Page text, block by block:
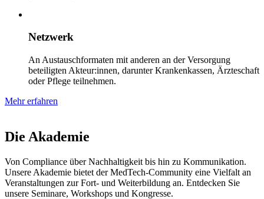
Netzwerk
An Austauschformaten mit anderen an der Versorgung
beteiligten Akteur:innen, darunter Krankenkassen, Ärzteschaft
oder Pflege teilnehmen.
Mehr erfahren
Die Akademie
Von Compliance über Nachhaltigkeit bis hin zu Kommunikation.
Unsere Akademie bietet der MedTech-Community eine Vielfalt an
Veranstaltungen zur Fort- und Weiterbildung an. Entdecken Sie
unsere Seminare, Workshops und Kongresse.